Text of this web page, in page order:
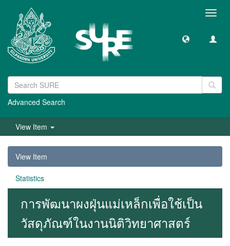
Advanced Search
View Item
View Item
Statistics
การพัฒนาผงฝุ่นแม่เหล็กเพื่อใช้เป็น
วัสดุภัณฑ์ในงานนิติวิทยาศาสตร์